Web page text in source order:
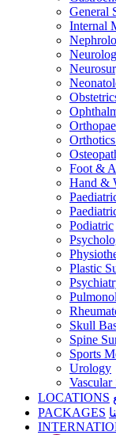
General
Internal
Foot &
Hand &
Podiatric
Plastic
Skull
Spine
Sports
Urology
Vascular
LOCATIONS
PACKAGES